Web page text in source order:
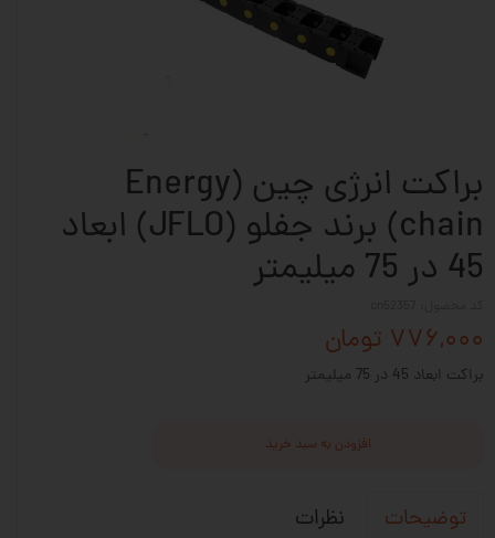
براکت انرژی چین (Energy
chain) برند جفلو (JFLO) ابعاد
45 در 75 میلیمتر
۷۷۶,۰۰۰ تومان
براکت ابعاد 45 در 75 میلیمتر
افزودن به سبد خرید
توضیحات نظرات